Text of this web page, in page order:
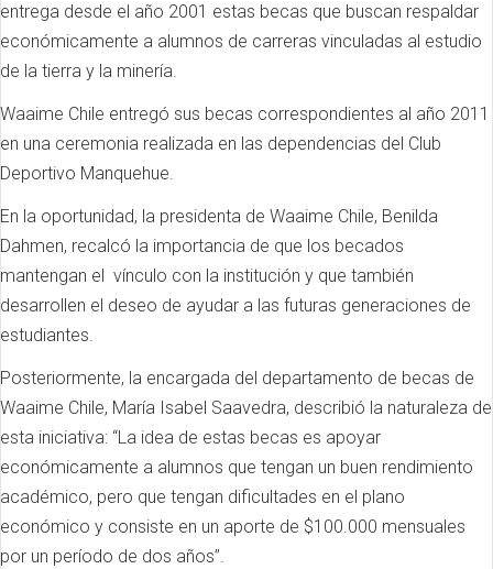
entrega desde el año 2001 estas becas que buscan respaldar
económicamente a alumnos de carreras vinculadas al estudio
de la tierra y la minería.
Waaime Chile entregó sus becas correspondientes al año 2011
en una ceremonia realizada en las dependencias del Club
Deportivo Manquehue.
En la oportunidad, la presidenta de Waaime Chile, Benilda
Dahmen, recalcó la importancia de que los becados
mantengan el vínculo con la institución y que también
desarrollen el deseo de ayudar a las futuras generaciones de
estudiantes.
Posteriormente, la encargada del departamento de becas de
Waaime Chile, María Isabel Saavedra, describió la naturaleza de
esta iniciativa: “La idea de estas becas es apoyar
económicamente a alumnos que tengan un buen rendimiento
académico, pero que tengan dificultades en el plano
económico y consiste en un aporte de $100.000 mensuales
por un período de dos años”.